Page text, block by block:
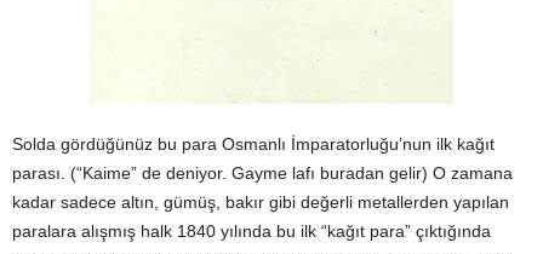
Solda gördüğünüz bu para Osmanlı İmparatorluğu’nun ilk kağıt
parası. (“Kaime” de deniyor. Gayme lafı buradan gelir) O zamana
kadar sadece altın, gümüş, bakır gibi değerli metallerden yapılan
paralara alışmış halk 1840 yılında bu ilk “kağıt para” çıktığında